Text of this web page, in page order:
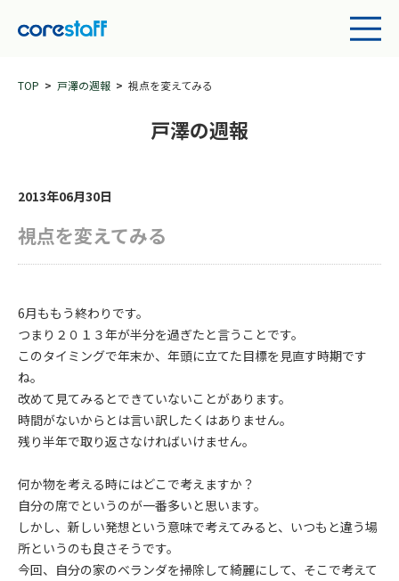
TOP 戸澤の週報 視点を変えてみる
戸澤の週報
2013年06月30日
視点を変えてみる
6月ももう終わりです。
つまり２０１３年が半分を過ぎたと言うことです。
このタイミングで年末か、年頭に立てた目標を見直す時期です
ね。
改めて見てみるとできていないことがあります。
時間がないからとは言い訳したくはありません。
残り半年で取り返さなければいけません。
何か物を考える時にはどこで考えますか？
自分の席でというのが一番多いと思います。
しかし、新しい発想という意味で考えてみると、いつもと違う場
所というのも良さそうです。
今回、自分の家のベランダを掃除して綺麗にして、そこで考えて